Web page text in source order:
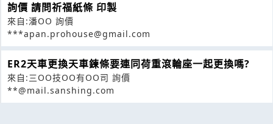
詢價 請問祈福紙條 印製
來自:潘OO 詢價
***apan.prohouse@gmail.com
ER2天車更換天車鍊條要連同荷重滾輪座一起更換嗎?
來自:三OO技OO有OO司 詢價
**@mail.sanshing.com